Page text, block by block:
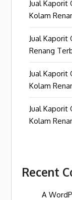
Jual Kaporit
Kolam
Jual
Renang
Jual Kaporit
Kolam
Jual Kaporit
Kolam
Recent
A